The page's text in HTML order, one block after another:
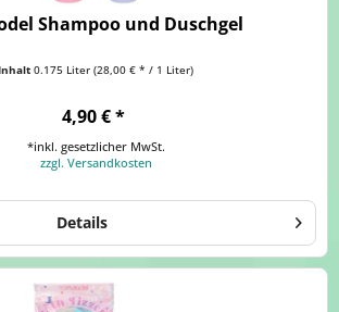
Shampoo und Duschgel
Inhalt0.175 Liter(28,00 € * / 1 Liter)
4,90 € *
*inkl. gesetzlicher MwSt.
zzgl. Versandkosten
Details